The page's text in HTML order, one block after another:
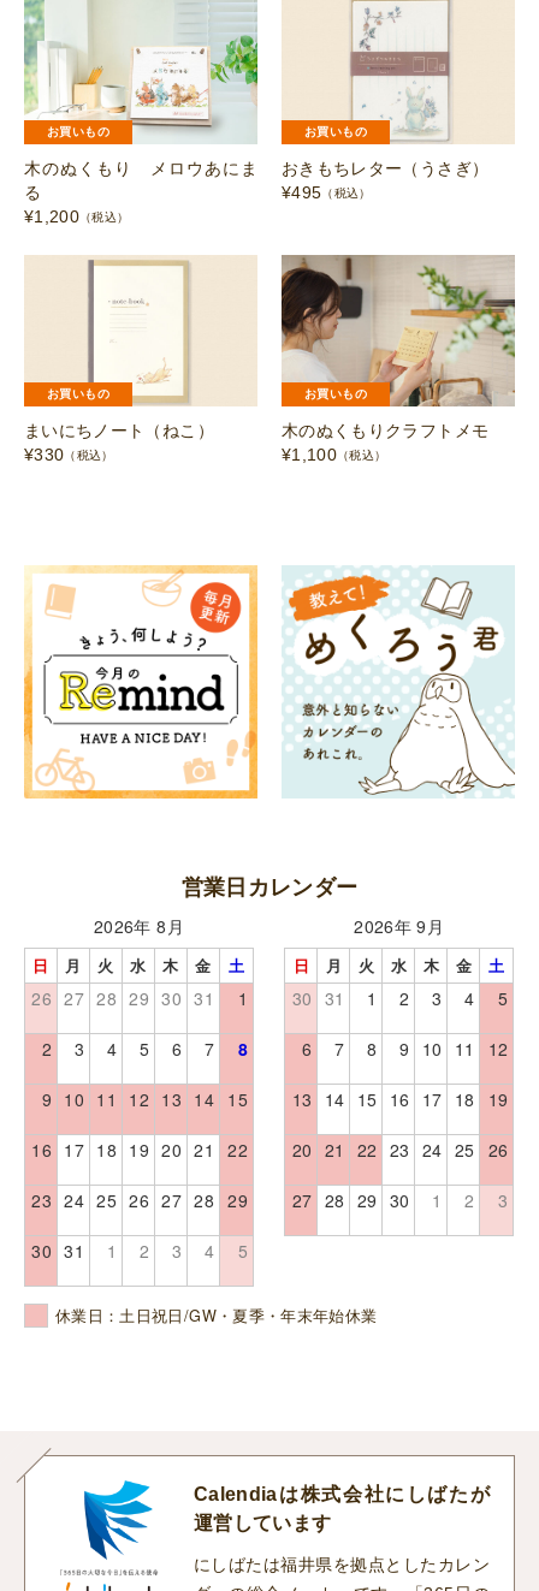
お買いもの
木のぬくもり メロウあにま
る
¥1,200 （税込）
お買いもの
おきもちレター（うさぎ）
¥495 （税込）
お買いもの
まいにちノート（ねこ）
¥330 （税込）
お買いもの
木のぬくもりクラフトメモ
¥1,100 （税込）
営業日カレンダー
2026年 8月
日 月 火 水 木 金 土
26 27 28 29 30 31 1
2 3 4 5 6 7 8
9 10 11 12 13 14 15
16 17 18 19 20 21 22
23 24 25 26 27 28 29
30 31 1 2 3 4 5
2026年 9月
日 月 火 水 木 金 土
30 31 1 2 3 4 5
6 7 8 9 10 11 12
13 14 15 16 17 18 19
20 21 22 23 24 25 26
27 28 29 30 1 2 3
休業日：土日祝日/GW・夏季・年末年始休業
Calendiaは株式会社にしばたが
運営しています
にしばたは福井県を拠点としたカレン